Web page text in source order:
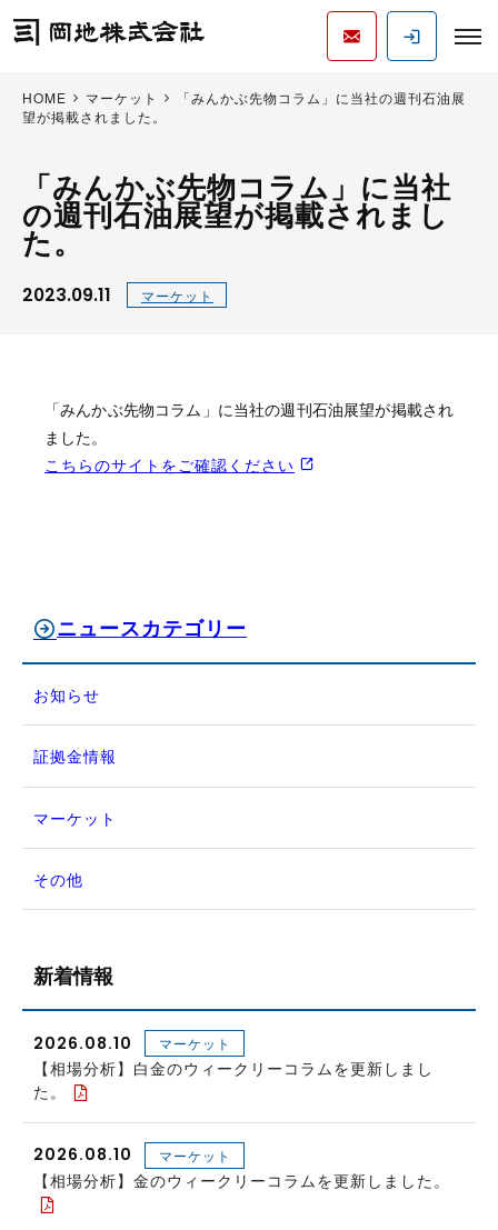
HOME マーケット
「みんかぶ先物コラム」に当社の週刊石油展
望が掲載されました。
「みんかぶ先物コラム」に当社
の週刊石油展望が掲載されまし
た。
2023.09.11 マーケット
「みんかぶ先物コラム」に当社の週刊石油展望が掲載され
ました。
こちらのサイトをご確認ください
ニュースカテゴリー
お知らせ
証拠金情報
マーケット
その他
新着情報
2026.08.10 マーケット
【相場分析】白金のウィークリーコラムを更新しまし
た。
2026.08.10 マーケット
【相場分析】金のウィークリーコラムを更新しました。